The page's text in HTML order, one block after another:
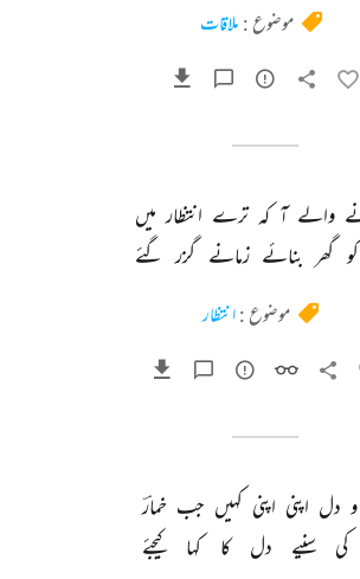
موضوع : ملاقات
والے آ کہ ترے انتظار میں
کو گھر بنائے زمانے گزر گئے
موضوع :انتظار
و دل اپنی اپنی کہیں جب خمارؔ
کی سنیے دل کا کہا کیجئے